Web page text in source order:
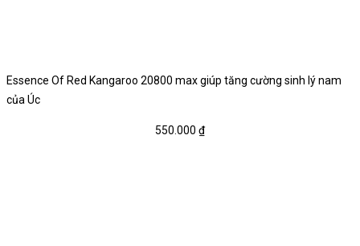
Essence Of Red Kangaroo 20800 max giúp tăng cường sinh lý nam
của Úc
550.000 ₫